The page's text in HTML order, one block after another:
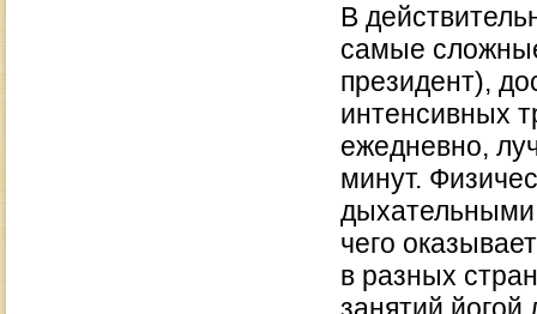
В
самые
президент),
интенсивных
ежедневно,
минут.
чего
в разных